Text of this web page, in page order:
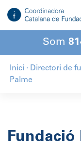
contingut
Som
Inici · Directori de
Palme
Fundació